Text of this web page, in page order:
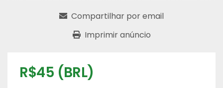
Compartilhar por email
Imprimir anúncio
R$45 (BRL)